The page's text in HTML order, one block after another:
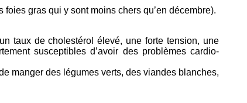
gras qui y sont moins chers qu’en décembre).
taux de cholestérol élevé, une forte tension, une
susceptibles d’avoir des problèmes cardio-
manger des légumes verts, des viandes blanches,